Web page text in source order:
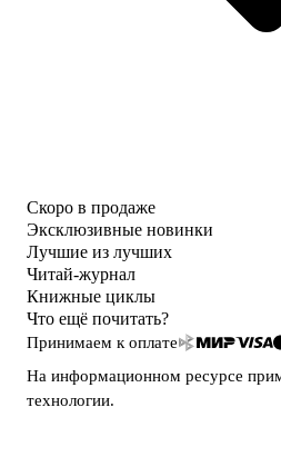
Скоро в продаже
Эксклюзивные новинки
Лучшие из лучших
Читай-журнал
Книжные циклы
Что ещё почитать?
Принимаем к оплате
На информационном ресурсе
технологии.